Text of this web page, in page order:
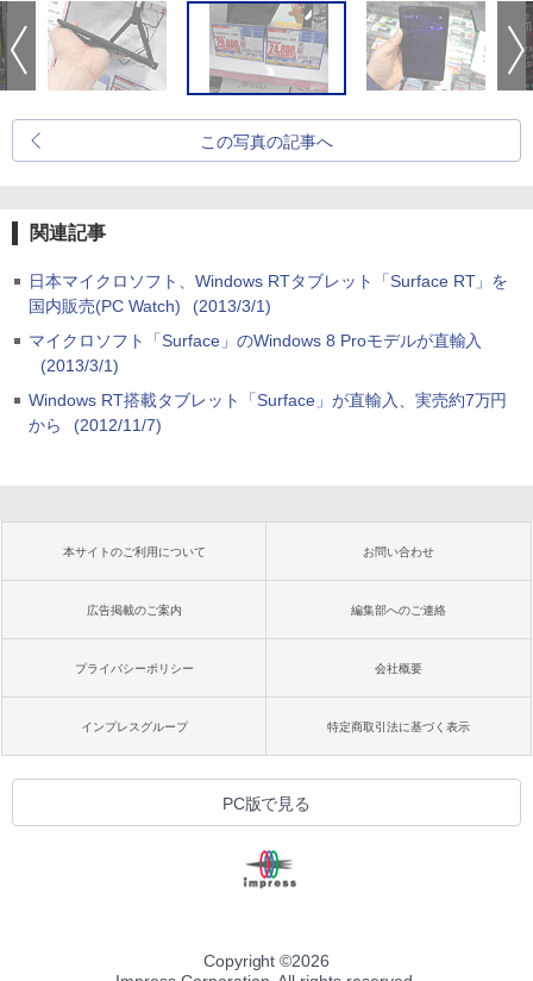
この写真の記事へ
関連記事
日本マイクロソフト、Windows RTタブレット「Surface RT」を
国内販売(PC Watch)
(2013/3/1)
マイクロソフト「Surface」のWindows 8 Proモデルが直輸入
(2013/3/1)
Windows RT搭載タブレット「Surface」が直輸入、実売約7万円
から
(2012/11/7)
本サイトのご利用について お問い合わせ
広告掲載のご案内 編集部へのご連絡
プライバシーポリシー 会社概要
インプレスグループ 特定商取引法に基づく表示
PC版で見る
Copyright ©2026